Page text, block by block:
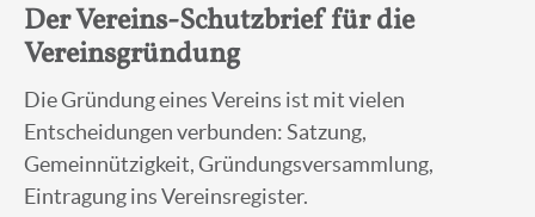
Der Vereins-Schutzbrief für die
Vereinsgründung
Die Gründung eines Vereins ist mit vielen
Entscheidungen verbunden: Satzung,
Gemeinnützigkeit, Gründungsversammlung,
Eintragung ins Vereinsregister.